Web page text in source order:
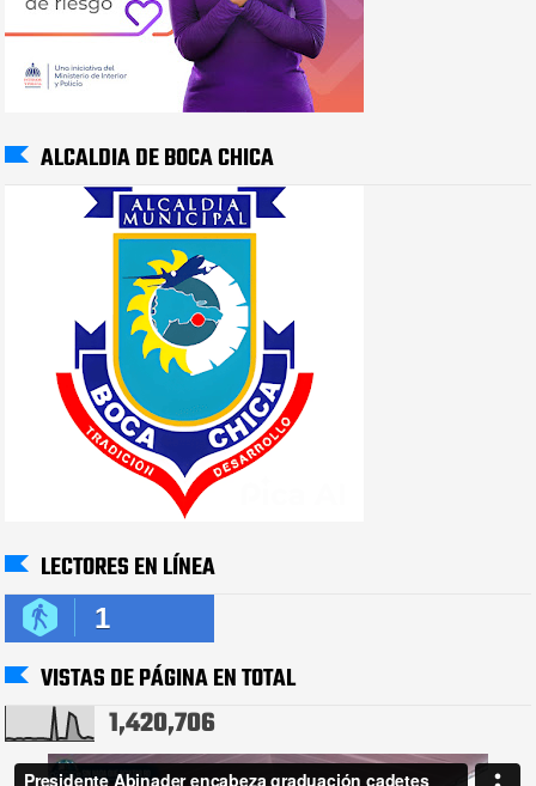
ALCALDIA DE BOCA CHICA
LECTORES EN LÍNEA
1
VISTAS DE PÁGINA EN TOTAL
1,420,706